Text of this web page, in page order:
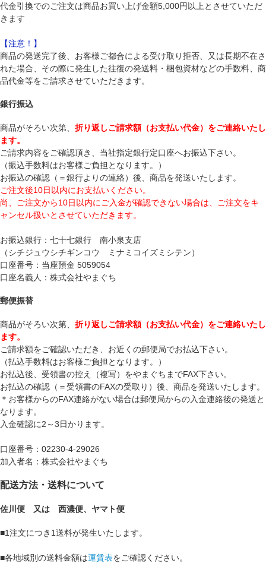
代金引換でのご注文は商品お買い上げ金額5,000円以上とさせていただ
きます
【注意！】
商品の発送完了後、お客様ご都合による受け取り拒否、又は長期不在さ
れた場合、その際に発生した往復の発送料・梱包資材などの手数料、商
品代金等をご請求させていただきます。
銀行振込
商品がそろい次第、 折り返しご請求額（お支払い代金）をご連絡いたし
ます。
ご請求内容をご確認頂き、当社指定銀行定口座へお振込下さい。
（振込手数料はお客様ご負担となります。）
お振込の確認（＝銀行よりの連絡）後、商品を発送いたします。
ご注文後10日以内にお支払いください。
尚、ご注文から10日以内にご入金が確認できない場合は、ご注文をキ
ャンセル扱いとさせていただきます。
お振込銀行：七十七銀行 南小泉支店
（シチジュウシチギンコウ ミナミコイズミシテン）
口座番号：当座預金 5059054
口座名義人：株式会社やまぐち
郵便振替
商品がそろい次第、 折り返しご請求額（お支払い代金）をご連絡いたし
ます。
ご請求額をご確認いただき、お近くの郵便局でお払込下さい。
（払込手数料はお客様ご負担となります。）
お払込後、受領書の控え（複写）をやまぐちまでFAX下さい。
お払込の確認（＝受領書のFAXの受取り）後、商品を発送いたします。
＊お客様からのFAX連絡がない場合は郵便局からの入金連絡後の発送と
なります。
入金確認に2～3日かります。
口座番号：02230-4-29026
加入者名：株式会社やまぐち
配送方法・送料について
佐川便 又は 西濃便、ヤマト便
■1注文につき1送料が発生いたします。
■各地域別の送料金額は運賃表をご確認ください。